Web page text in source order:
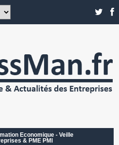
Economique - Veille
& PME PMI